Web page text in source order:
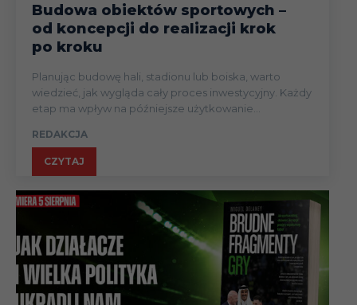
Budowa obiektów sportowych –
od koncepcji do realizacji krok
po kroku
Planując budowę hali, stadionu lub boiska, warto
wiedzieć, jak wygląda cały proces inwestycyjny. Każdy
etap ma wpływ na późniejsze użytkowanie...
REDAKCJA
CZYTAJ